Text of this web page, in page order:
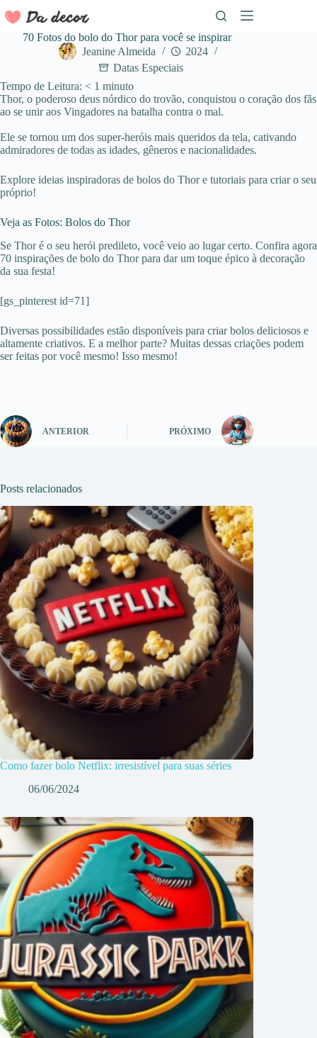
para
conteúdo
70 Fotos do bolo do Thor para você se inspirar
Jeanine Almeida
2024
Datas Especiais
Tempo de Leitura: < 1 minuto
Thor, o poderoso deus nórdico do trovão, conquistou o coração dos fãs
ao se unir aos Vingadores na batalha contra o mal.
Ele se tornou um dos super-heróis mais queridos da tela, cativando
admiradores de todas as idades, gêneros e nacionalidades.
Explore ideias inspiradoras de bolos do Thor e tutoriais para criar o seu
próprio!
Veja as Fotos: Bolos do Thor
Se Thor é o seu herói predileto, você veio ao lugar certo. Confira agora
70 inspirações de bolo do Thor para dar um toque épico à decoração
da sua festa!
[gs_pinterest id=71]
Diversas possibilidades estão disponíveis para criar bolos deliciosos e
altamente criativos. E a melhor parte? Muitas dessas criações podem
ser feitas por você mesmo! Isso mesmo!
ANTERIOR PRÓXIMO
Posts relacionados
Como fazer bolo Netflix: irresistível para suas séries
06/06/2024